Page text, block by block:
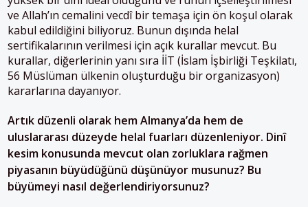
ve Allah’ın cemalini vecdî bir temaşa için ön koşul olarak
kabul edildiğini biliyoruz. Bunun dışında helal
sertifikalarının verilmesi için açık kurallar mevcut. Bu
kurallar, diğerlerinin yanı sıra İİT (İslam İşbirliği Teşkilatı,
56 Müslüman ülkenin oluşturduğu bir organizasyon)
kararlarına dayanıyor.
Artık düzenli olarak hem Almanya’da hem de
uluslararası düzeyde helal fuarları düzenleniyor. Dinî
kesim konusunda mevcut olan zorluklara rağmen
piyasanın büyüdüğünü düşünüyor musunuz? Bu
büyümeyi nasıl değerlendiriyorsunuz?